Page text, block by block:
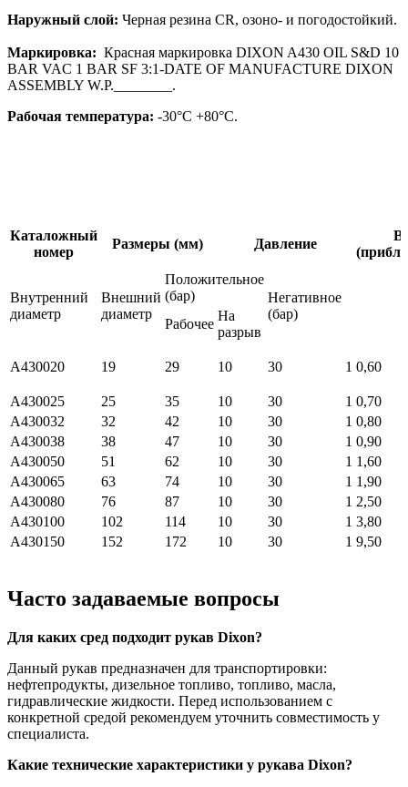
Наружный слой: Черная резина СR, озоно- и погодостойкий.
Маркировка: Красная маркировка DIXON A430 OIL S&D 10
BAR VAC 1 BAR SF 3:1-DATE OF MANUFACTURE DIXON
ASSEMBLY W.P.________.
Рабочая температура: -30°C +80°C.
Каталожный
номер
Размеры (мм) Давление
Внутренний
диаметр
Внешний
диаметр
Положительное
(бар)
Негативное
(бар)
Рабочее
На
разрыв
A430020 19 29 10 30 1 0,60
A430025 25 35 10 30 1 0,70
A430032
32 42 10 30 1 0,80
A430038
38 47 10 30 1 0,90
A430050
51 62 10 30 1 1,60
A430065
63 74 10 30 1 1,90
A430080
76 87 10 30 1 2,50
A430100
102 114 10 30 1 3,80
A430150
152 172 10 30 1 9,50
Часто задаваемые вопросы
Для каких сред подходит рукав Dixon?
Данный рукав предназначен для транспортировки:
нефтепродукты, дизельное топливо, топливо, масла,
гидравлические жидкости. Перед использованием с
конкретной средой рекомендуем уточнить совместимость у
специалиста.
Какие технические характеристики у рукава Dixon?